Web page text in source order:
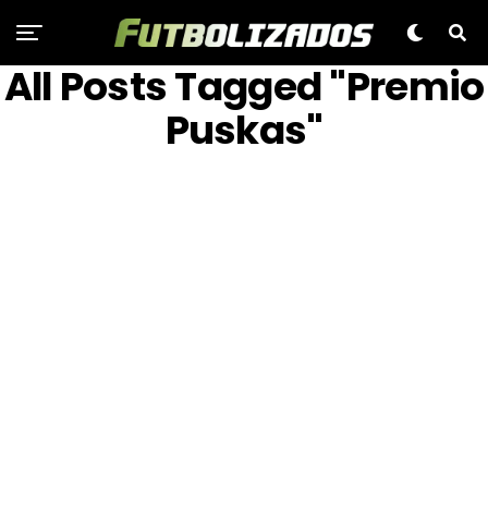
All Posts Tagged "Premio
Puskas"